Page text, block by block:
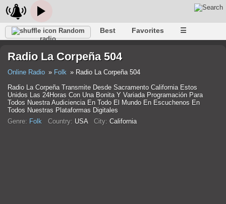
Random
radio
Best Favorites ☰
Radio La Corpeña 504
Online Radio Folk
Radio La Corpeña 504
Radio La Corpeña Transmite Desde Sacramento California Estos
Unidos Las 24Horas Con Una Bonita Y Variada Programación Para
Todos Nuestra Audiciencia En Todo El Mundo En Escuchenos En
Todos Nuestras Plataformas Digitales
Genre: Folk Country: USA City: California